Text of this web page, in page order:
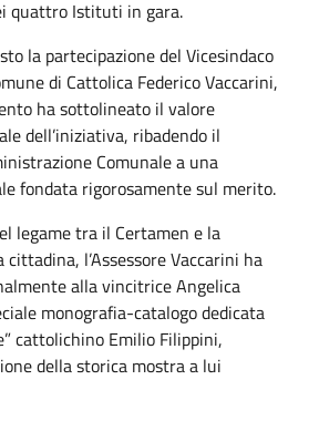
quattro Istituti in gara.
la partecipazione del Vicesindaco
di Cattolica Federico Vaccarini,
ha sottolineato il valore
dell’iniziativa, ribadendo il
Comunale a una
fondata rigorosamente sul merito.
legame tra il Certamen e la
l’Assessore Vaccarini ha
alla vincitrice Angelica
monografia-catalogo dedicata
cattolichino Emilio Filippini,
della storica mostra a lui